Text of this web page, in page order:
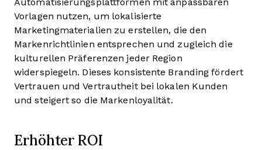
Automatisierungsplattformen mit anpassbaren
Vorlagen nutzen, um lokalisierte
Marketingmaterialien zu erstellen, die den
Markenrichtlinien entsprechen und zugleich die
kulturellen Präferenzen jeder Region
widerspiegeln. Dieses konsistente Branding fördert
Vertrauen und Vertrautheit bei lokalen Kunden
und steigert so die Markenloyalität.
Erhöhter ROI